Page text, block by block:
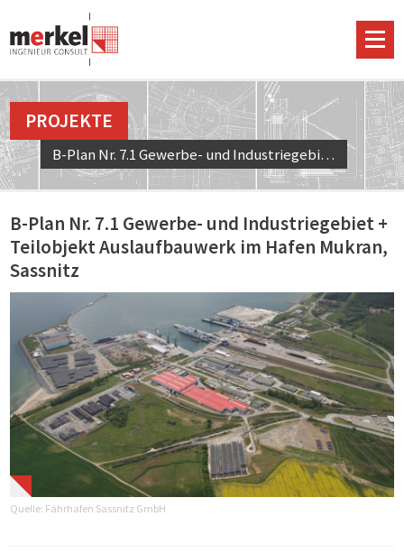
PROJEKTE
B-Plan Nr. 7.1 Gewerbe- und Industriegebiet + Teilobjekt Auslaufbauwerk im Hafen Mukran, Sassnitz
B-Plan Nr. 7.1 Gewerbe- und Industriegebiet +
Teilobjekt Auslaufbauwerk im Hafen Mukran,
Sassnitz
Quelle: Fährhafen Sassnitz GmbH